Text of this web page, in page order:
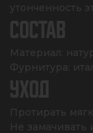
утонченность
СОСТАВ
Материал:
Фурнитура:
УХОД
Протирать
Не замачивать